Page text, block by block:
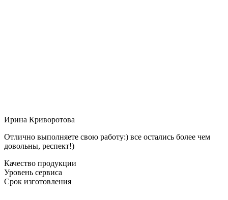
Ирина Криворотова
Отлично выполняете свою работу:) все остались более чем
довольны, респект!)
Качество продукции
Уровень сервиса
Срок изготовления